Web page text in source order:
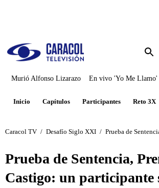
Rafael
Murió Alfonso Lizarazo En vivo 'Yo Me Llamo'
Inicio Capítulos Participantes Reto 3X
Caracol TV / Desafío Siglo XXI / Prueba de
Prueba de Sentencia,
Castigo: un participante